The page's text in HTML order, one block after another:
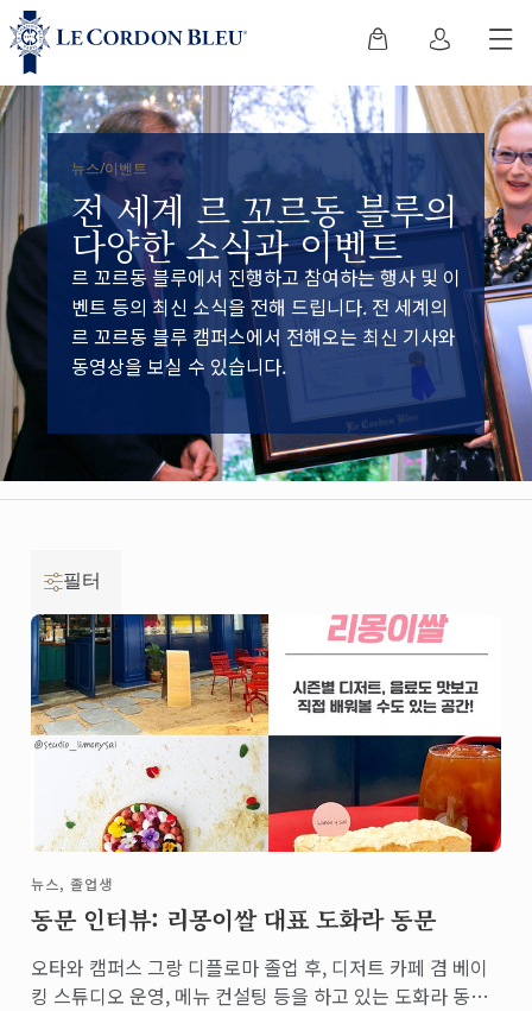
뉴스/이벤트
전 세계 르 꼬르동 블루의
다양한 소식과 이벤트
르 꼬르동 블루에서 진행하고 참여하는 행사 및 이
벤트 등의 최신 소식을 전해 드립니다. 전 세계의
르 꼬르동 블루 캠퍼스에서 전해오는 최신 기사와
동영상을 보실 수 있습니다.
필터
뉴스, 졸업생
동문 인터뷰: 리몽이쌀 대표 도화라 동문
오타와 캠퍼스 그랑 디플로마 졸업 후, 디저트 카페 겸 베이
킹 스튜디오 운영, 메뉴 컨설팅 등을 하고 있는 도화라 동문.